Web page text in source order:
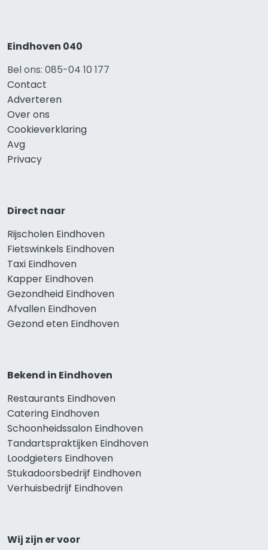
Eindhoven 040
Bel ons: 085-04 10 177
Contact
Adverteren
Over ons
Cookieverklaring
Avg
Privacy
Direct naar
Rijscholen Eindhoven
Fietswinkels Eindhoven
Taxi Eindhoven
Kapper Eindhoven
Gezondheid Eindhoven
Afvallen Eindhoven
Gezond eten Eindhoven
Bekend in Eindhoven
Restaurants Eindhoven
Catering Eindhoven
Schoonheidssalon Eindhoven
Tandartspraktijken Eindhoven
Loodgieters Eindhoven
Stukadoorsbedrijf Eindhoven
Verhuisbedrijf Eindhoven
Wij zijn er voor